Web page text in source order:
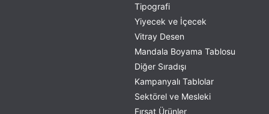
Tipografi
Yiyecek ve İçecek
Vitray Desen
Mandala Boyama Tablosu
Diğer Sıradışı
Kampanyalı Tablolar
Sektörel ve Mesleki
Fırsat Ürünler